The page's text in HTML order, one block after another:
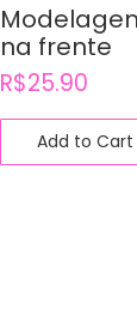
na frente
R$25.90
Add to Cart